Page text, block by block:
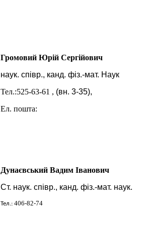
Громовий Юрій Сергійович
наук. співр., канд. фіз.-мат. Наук
Тел.:525-63-61 , (вн. 3-35),
Ел. пошта:
Дунаєвський Вадим Іванович
Ст. наук. співр., канд. фіз.-мат. наук.
Тел.: 406-82-74